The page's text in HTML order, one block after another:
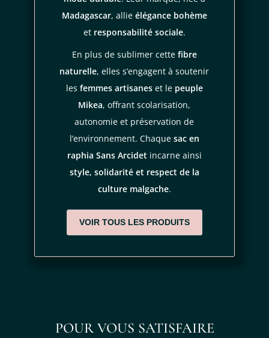
bohème chic intemporel
Doublure coton tie and dye unique
Accessoire éthique, fonctionnel, esthétique
sac en raphia Sam signé Sans Arcidet est l’accessoire
parfait pour celles qui aiment mixerauthenticité, artisanat et
Un vrai coup de cœur pour celles qui veulent consommer
mieux sans renoncer au style.
Commandez dès maintenantlesac Sam vert Sans Arcidet
notre boutique en ligne OÜA. Disponible aussi en
, pour varier les plaisirs ou l’assortir à votre dressing
Madagascar, allie élégance bohème
et responsabilité sociale.
En plus de sublimer cette fibre
naturelle, elles s’engagent à soutenir
les femmes artisaneset le peuple
Mikea, offrant scolarisation,
autonomie et préservation de
l’environnement. Chaque sac en
raphia Sans Arcidetincarne ainsi
style, solidarité et respect de la
culture malgache.
VOIR TOUS LES PRODUITS
POUR VOUS SATISFAIRE
conditions d'utilisation